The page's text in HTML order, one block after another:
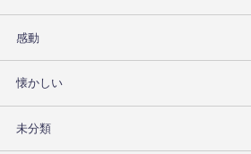
感動
懐かしい
未分類